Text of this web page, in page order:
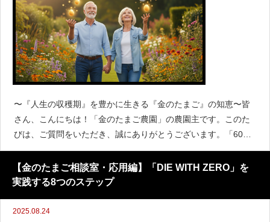
〜『人生の収穫期』を豊かに生きる『金のたまご』の知恵〜皆
さん、こんにちは！「金のたまご農園」の農園主です。このた
びは、ご質問をいただき、誠にありがとうございます。「60歳
になり、これから70歳くらいまで気楽に働く予定です。貯金は
1,000万円ほどあります。子供たちは独立し
【金のたまご相談室・応用編】「DIE WITH ZERO」を
実践する8つのステップ
2025.08.24